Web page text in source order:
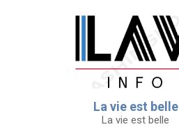
La vie est belle
La vie est belle